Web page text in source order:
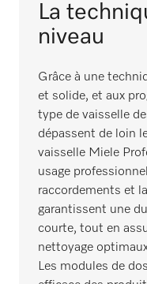
La
niveau
Grâce à une
et solide, et aux
type de vaisselle
dépassent de loin
vaisselle Miele
usage
raccordements et
garantissent une
courte, tout en
nettoyage
Les modules de